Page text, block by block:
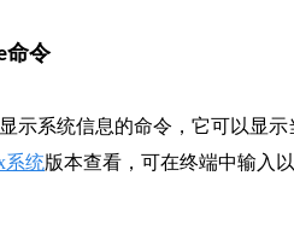
命令
示系统信息的命令，它可以显
系统版本查看，可在终端中输入以